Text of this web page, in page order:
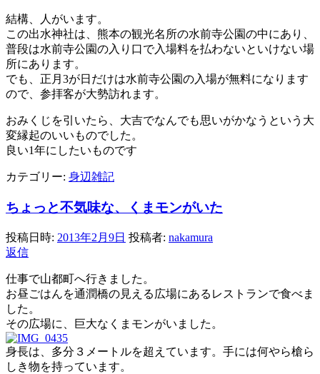
結構、人がいます。
この出水神社は、熊本の観光名所の水前寺公園の中にあり、
普段は水前寺公園の入り口で入場料を払わないといけない場
所にあります。
でも、正月3が日だけは水前寺公園の入場が無料になります
ので、参拝客が大勢訪れます。
おみくじを引いたら、大吉でなんでも思いがかなうという大
変縁起のいいものでした。
良い1年にしたいものです
カテゴリー: 身辺雑記
ちょっと不気味な、くまモンがいた
投稿日時: 2013年2月9日 投稿者: nakamura
返信
仕事で山都町へ行きました。
お昼ごはんを通潤橋の見える広場にあるレストランで食べま
した。
その広場に、巨大なくまモンがいました。
身長は、多分３メートルを超えています。手には何やら槍ら
しき物を持っています。